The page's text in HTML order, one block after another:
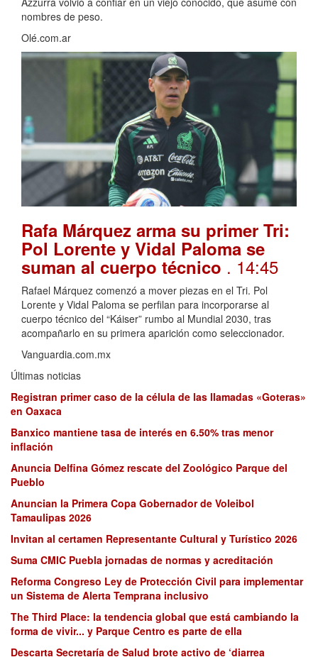
nombres de peso.
Olé.com.ar
Rafa Márquez arma su primer Tri:
Pol Lorente y Vidal Paloma se
suman al cuerpo técnico . 14:45
Rafael Márquez comenzó a mover piezas en el Tri. Pol
Lorente y Vidal Paloma se perfilan para incorporarse al
cuerpo técnico del “Káiser” rumbo al Mundial 2030, tras
acompañarlo en su primera aparición como seleccionador.
Vanguardia.com.mx
Últimas noticias
Registran primer caso de la célula de las llamadas «Goteras»
en Oaxaca
Banxico mantiene tasa de interés en 6.50% tras menor
inflación
Anuncia Delfina Gómez rescate del Zoológico Parque del
Pueblo
Anuncian la Primera Copa Gobernador de Voleibol
Tamaulipas 2026
Invitan al certamen Representante Cultural y Turístico 2026
Suma CMIC Puebla jornadas de normas y acreditación
Reforma Congreso Ley de Protección Civil para implementar
un Sistema de Alerta Temprana inclusivo
The Third Place: la tendencia global que está cambiando la
forma de vivir... y Parque Centro es parte de ella
Descarta Secretaría de Salud brote activo de ‘diarrea